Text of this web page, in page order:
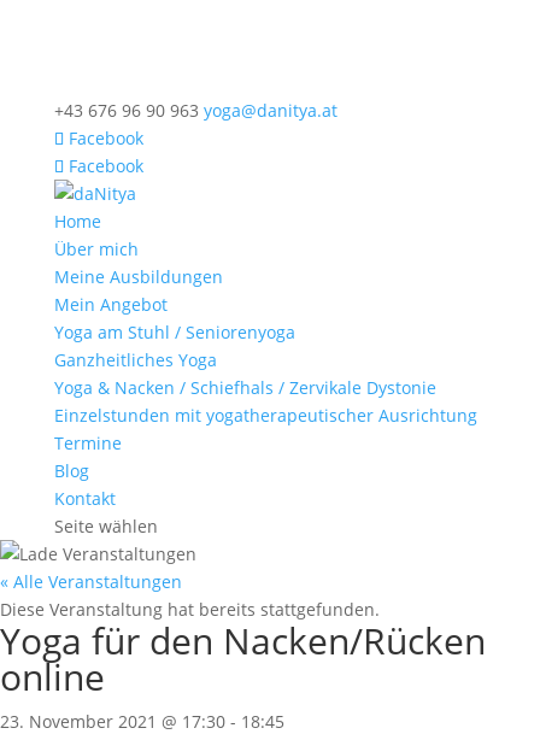
+43 676 96 90 963 yoga@danitya.at
Facebook
Facebook
Home
Über mich
Meine Ausbildungen
Mein Angebot
Yoga am Stuhl / Seniorenyoga
Ganzheitliches Yoga
Yoga & Nacken / Schiefhals / Zervikale Dystonie
Einzelstunden mit yogatherapeutischer Ausrichtung
Termine
Blog
Kontakt
Seite wählen
« Alle Veranstaltungen
Diese Veranstaltung hat bereits stattgefunden.
Yoga für den Nacken/Rücken
online
23. November 2021 @ 17:30 - 18:45